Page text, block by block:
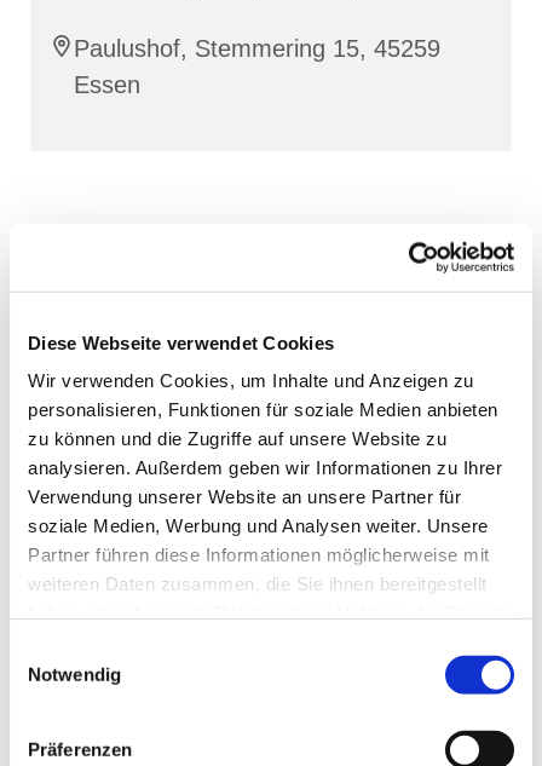
Diese Webseite verwendet Cookies
Wir verwenden Cookies, um Inhalte und Anzeigen zu
personalisieren, Funktionen für soziale Medien anbieten
zu können und die Zugriffe auf unsere Website zu
analysieren. Außerdem geben wir Informationen zu Ihrer
Verwendung unserer Website an unsere Partner für
soziale Medien, Werbung und Analysen weiter. Unsere
Partner führen diese Informationen möglicherweise mit
weiteren Daten zusammen, die Sie ihnen bereitgestellt
Notwendig
Präferenzen
Paulushof, Stemmering 15, 45259
Essen